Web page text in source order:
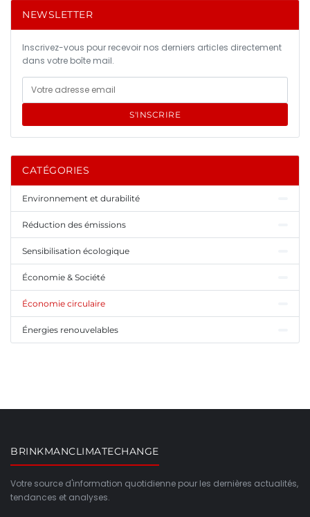
NEWSLETTER
Inscrivez-vous pour recevoir nos derniers articles directement
dans votre boîte mail.
S'INSCRIRE
CATÉGORIES
Environnement et durabilité
Réduction des émissions
Sensibilisation écologique
Économie & Société
Économie circulaire
Énergies renouvelables
BRINKMANCLIMATECHANGE
Votre source d'information quotidienne pour les dernières actualités,
tendances et analyses.